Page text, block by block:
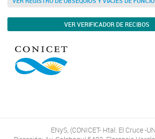
VER VERIFICADOR DE RECIBOS
ENyS, (CONICET- Htal. El Cruce -